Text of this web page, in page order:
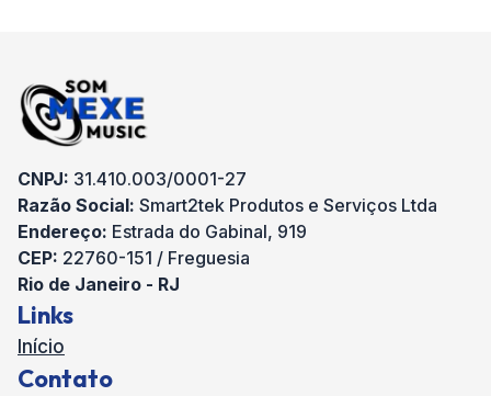
CNPJ: 31.410.003/0001-27
Razão Social: Smart2tek Produtos e Serviços Ltda
Endereço: Estrada do Gabinal, 919
CEP: 22760-151 / Freguesia
Rio de Janeiro - RJ
Links
Início
Contato